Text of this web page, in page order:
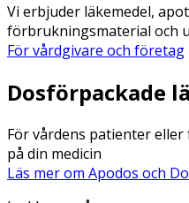
Vi erbjuder läkemedel,
förbrukningsmaterial och
För vårdgivare och företag
Dosförpackade
För vårdens patienter
på din medicin
Läs mer om Apodos och